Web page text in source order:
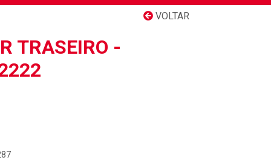
VOLTAR
TRASEIRO -